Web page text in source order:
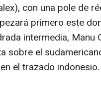
con una pole de
primero este
intermedia, Manu
sobre el
el trazado indonesio.